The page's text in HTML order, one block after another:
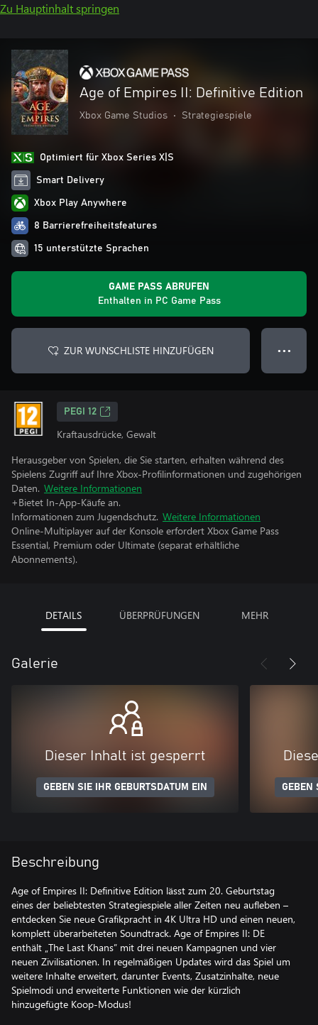
Zu Hauptinhalt springen
Age of Empires II: Definitive Edition
Xbox Game Studios • Strategiespiele
Optimiert für Xbox Series X|S
Smart Delivery
Xbox Play Anywhere
8 Barrierefreiheitsfeatures
15 unterstützte Sprachen
GAME PASS ABRUFEN
Enthalten in PC Game Pass
ZUR WUNSCHLISTE HINZUFÜGEN ● ● ●
PEGI 12
Kraftausdrücke, Gewalt
Herausgeber von Spielen, die Sie starten, erhalten während des
Spielens Zugriff auf Ihre Xbox-Profilinformationen und zugehörigen
Daten. Weitere Informationen
+Bietet In-App-Käufe an.
Informationen zum Jugendschutz. Weitere Informationen
Online-Multiplayer auf der Konsole erfordert Xbox Game Pass
Essential, Premium oder Ultimate (separat erhältliche
Abonnements).
DETAILS ÜBERPRÜFUNGEN MEHR
Galerie
Dieser Inhalt ist gesperrt
GEBEN SIE IHR GEBURTSDATUM EIN GEBEN
Beschreibung
Age of Empires II: Definitive Edition lässt zum 20. Geburtstag
eines der beliebtesten Strategiespiele aller Zeiten neu aufleben –
entdecken Sie neue Grafikpracht in 4K Ultra HD und einen neuen,
komplett überarbeiteten Soundtrack. Age of Empires II: DE
enthält „The Last Khans” mit drei neuen Kampagnen und vier
neuen Zivilisationen. In regelmäßigen Updates wird das Spiel um
weitere Inhalte erweitert, darunter Events, Zusatzinhalte, neue
Spielmodi und erweiterte Funktionen wie der kürzlich
hinzugefügte Koop-Modus!